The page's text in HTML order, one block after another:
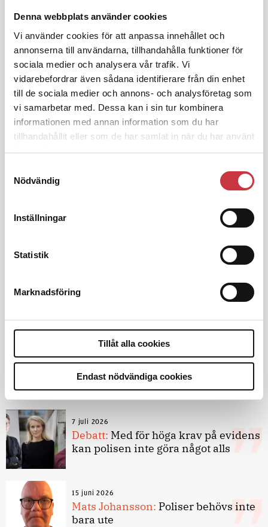
Denna webbplats använder cookies
Vi använder cookies för att anpassa innehållet och
annonserna till användarna, tillhandahålla funktioner för
sociala medier och analysera vår trafik. Vi
vidarebefordrar även sådana identifierare från din enhet
till de sociala medier och annons- och analysföretag som
vi samarbetar med. Dessa kan i sin tur kombinera
informationen med annan information som du har
tillhandahållit eller som de har samlat in när du har använt
deras tjänster.
Nödvändig
Inställningar
Statistik
Marknadsföring
Tillåt alla cookies
Endast nödvändiga cookies
godtyckliga grunder
Jens Mårtensson:Snart 20 år i tjänst
– nu ska han lära sig grunderna
Polisregionen erkänner fel: ”Kommer
att rättas till”
kunskapsstyrning – inte om
Replik:Det är inte evidenskrav som
bakbinder polisen
7 juli 2026
Debatt: Med för höga krav på evidens
kan polisen inte göra något alls
15 juni 2026
Mats Johansson: Poliser behövs inte
bara ute